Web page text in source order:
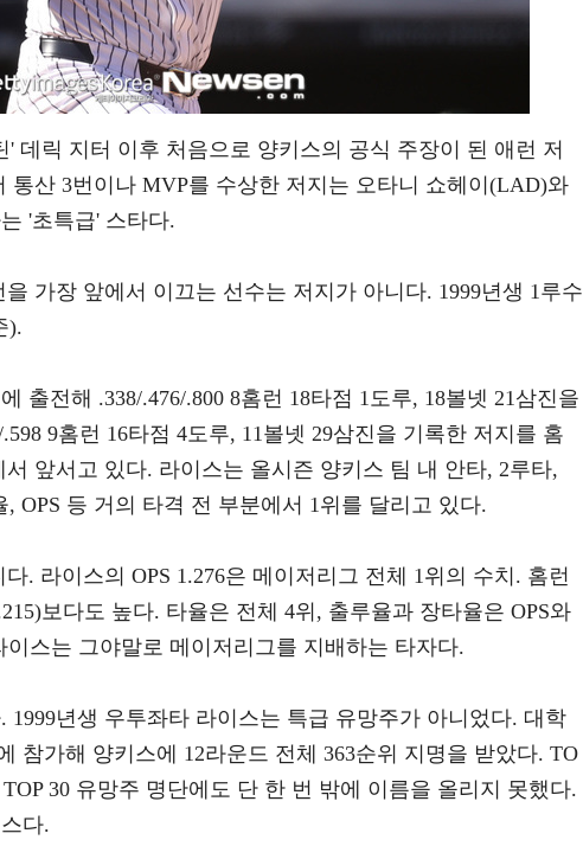
데릭 지터 이후 처음으로 양키스의 공식 주장이 된 애런 저
통산 3번이나 MVP를 수상한 저지는 오타니 쇼헤이(LAD)와
'초특급' 스타다.
가장 앞에서 이끄는 선수는 저지가 아니다. 1999년생 1루수
).
출전해 .338/.476/.800 8홈런 18타점 1도루, 18볼넷 21삼진을
9홈런 16타점 4도루, 11볼넷 29삼진을 기록한 저지를 홈
앞서고 있다. 라이스는 올시즌 양키스 팀 내 안타, 2루타,
OPS 등 거의 타격 전 부분에서 1위를 달리고 있다.
. 라이스의 OPS 1.276은 메이저리그 전체 1위의 수치. 홈런
보다도 높다. 타율은 전체 4위, 출루율과 장타율은 OPS와
스는 그야말로 메이저리그를 지배하는 타자다.
1999년생 우투좌타 라이스는 특급 유망주가 아니었다. 대학
참가해 양키스에 12라운드 전체 363순위 지명을 받았다. TO
30 유망주 명단에도 단 한 번 밖에 이름을 올리지 못했다.
다.